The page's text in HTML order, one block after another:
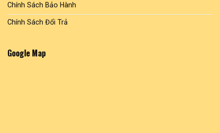
Chính Sách Bảo Hành
Chính Sách Đổi Trả
Google Map